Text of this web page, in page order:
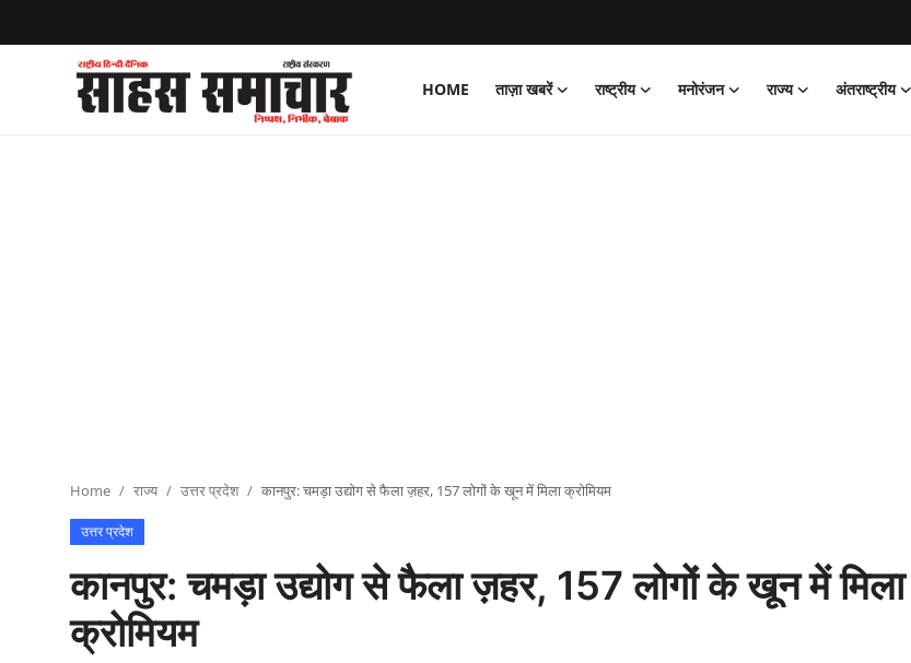
HOME ताज़ा खबरें राष्ट्रीय मनोरंजन राज्य अंतराष्ट्रीय
Register
Home राज्य उत्तर प्रदेश कानपुर: चमड़ा उद्योग से फैला ज़हर, 157 लोगों के खून में मिला क्रोमियम
उत्तर प्रदेश
कानपुर: चमड़ा उद्योग से फैला ज़हर, 157 लोगों के खून में मिला
क्रोमियम